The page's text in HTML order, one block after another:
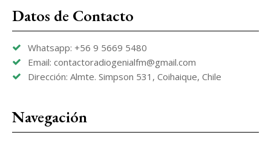
Datos de Contacto
Whatsapp: +56 9 5669 5480
Email: contactoradiogenialfm@gmail.com
Dirección: Almte. Simpson 531, Coihaique, Chile
Navegación